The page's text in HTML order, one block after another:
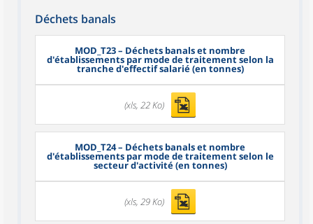
Déchets banals
MOD_T23– Déchets banals et nombre
d'établissements par mode de traitement selon la
tranche d'effectif salarié (en tonnes)
(xls, 22 Ko)
MOD_T24– Déchets banals et nombre
d'établissements par mode de traitement selon le
secteur d'activité (en tonnes)
(xls, 29 Ko)